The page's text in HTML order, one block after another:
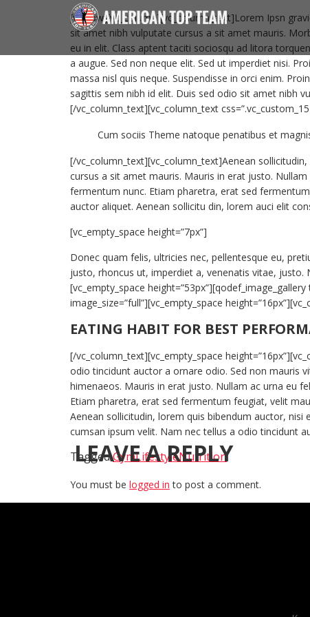
[vc_row][vc_column][vc_column_text]Lorem Ipsn
sit amet nibh vulputate cursus a sit amet mauris.
eu in elit. Class aptent taciti sociosqu ad litora
a augue. Sed non neque elit. Sed ut imperdiet nisi.
massa nisl quis neque. Suspendisse in orci enim.
sagittis sem nibh id elit. Duis sed odio sit amet nibh
[/vc_column_text][vc_column_text
Cum sociis Theme natoque penatibus et
[/vc_column_text][vc_column_text]Aenean
cursus a sit amet mauris. Mauris in erat justo.
fermentum nunc. Etiam pharetra, erat sed
auctor aliquet. Aenean sollicitu din, lorem auci elit
[vc_empty_space height=”7px”]
Donec quam felis, ultricies nec, pellentesque eu,
justo, rhoncus ut, imperdiet a, venenatis vitae, justo.
[vc_empty_space
image_size=”full”][vc_empty_space
EATING HABIT FOR BEST
[/vc_column_text][vc_empty_space
odio tincidunt auctor a ornare odio. Sed non mauris
himenaeos. Mauris in erat justo. Nullam ac urna eu
Etiam pharetra, erat sed fermentum feugiat, velit
Aenean sollicitudin, lorem quis bibendum auctor,
cumsan ipsum velit. Nam nec tellus a odio tincidunt
TaggedGymLifestyleNutrition
LEAVE A REPLY
You must be logged in to post a comment.